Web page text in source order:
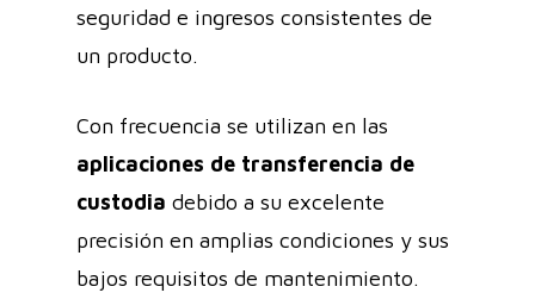
seguridad e ingresos consistentes de
un producto.
Con frecuencia se utilizan en las
aplicaciones de transferencia de
custodia debido a su excelente
precisión en amplias condiciones y sus
bajos requisitos de mantenimiento.